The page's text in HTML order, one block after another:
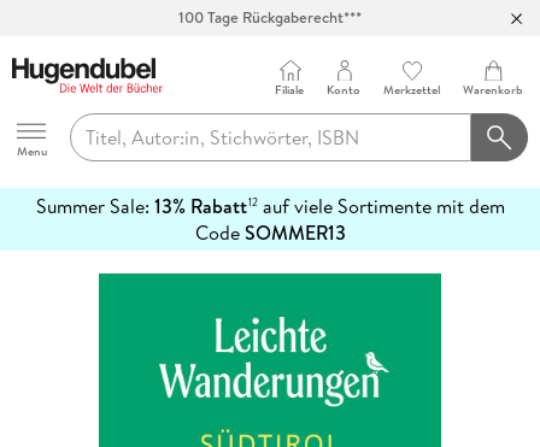
100 Tage Rückgaberecht***
Hugendubel
Menu
Filiale Konto Merkzettel Warenkorb
Summer Sale: 13% Rabatt12auf viele Sortimente mit dem
CodeSOMMER13
erfahren